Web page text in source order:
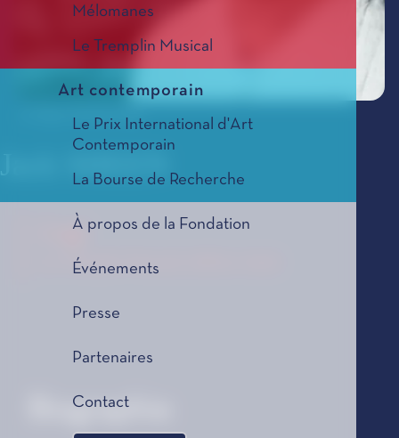
Mélomanes
Le Tremplin Musical
Art contemporain
Le Prix International d'Art
Contemporain
La Bourse de Recherche
À propos de la Fondation
Événements
Presse
Partenaires
Contact
Jack SHEEN
Lag
Le Tremplin Musical, édition 2026
Biographie